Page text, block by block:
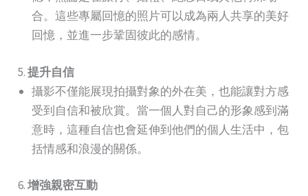
合。這些專屬回憶的照片可以成為兩人共享的美好
回憶，並進一步鞏固彼此的感情。
5.提升自信
攝影不僅能展現拍攝對象的外在美，也能讓對方感
受到自信和被欣賞。當一個人對自己的形象感到滿
意時，這種自信也會延伸到他們的個人生活中，包
括情感和浪漫的關係。
6.增強親密互動